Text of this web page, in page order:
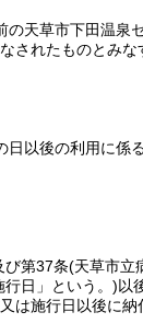
天草市下田温
されたものとみな
以後の利用に
び第37条(天草市立
行日」という。)以
は施行日以後に